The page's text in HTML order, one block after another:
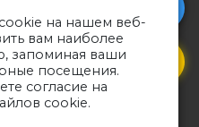
данных
информация о товарах,
на нашем веб-
вам наиболее
запоминая ваши
посещения.
согласие на
cookie.